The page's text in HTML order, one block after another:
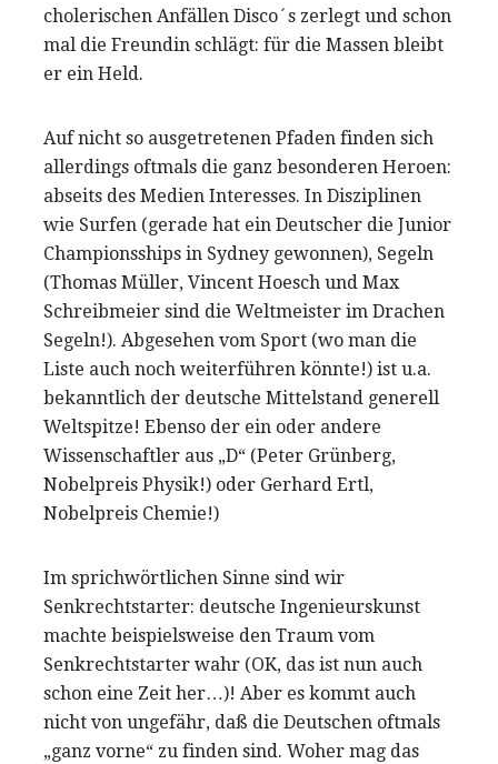
cholerischen Anfällen Disco´s zerlegt und schon
mal die Freundin schlägt: für die Massen bleibt
er ein Held.
Auf nicht so ausgetretenen Pfaden finden sich
allerdings oftmals die ganz besonderen Heroen:
abseits des Medien Interesses. In Disziplinen
wie Surfen (gerade hat ein Deutscher die Junior
Championsships in Sydney gewonnen), Segeln
(Thomas Müller, Vincent Hoesch und Max
Schreibmeier sind die Weltmeister im Drachen
Segeln!). Abgesehen vom Sport (wo man die
Liste auch noch weiterführen könnte!) ist u.a.
bekanntlich der deutsche Mittelstand generell
Weltspitze! Ebenso der ein oder andere
Wissenschaftler aus „D“ (Peter Grünberg,
Nobelpreis Physik!) oder Gerhard Ertl,
Nobelpreis Chemie!)
Im sprichwörtlichen Sinne sind wir
Senkrechtstarter: deutsche Ingenieurskunst
machte beispielsweise den Traum vom
Senkrechtstarter wahr (OK, das ist nun auch
schon eine Zeit her…)! Aber es kommt auch
nicht von ungefähr, daß die Deutschen oftmals
„ganz vorne“ zu finden sind. Woher mag das